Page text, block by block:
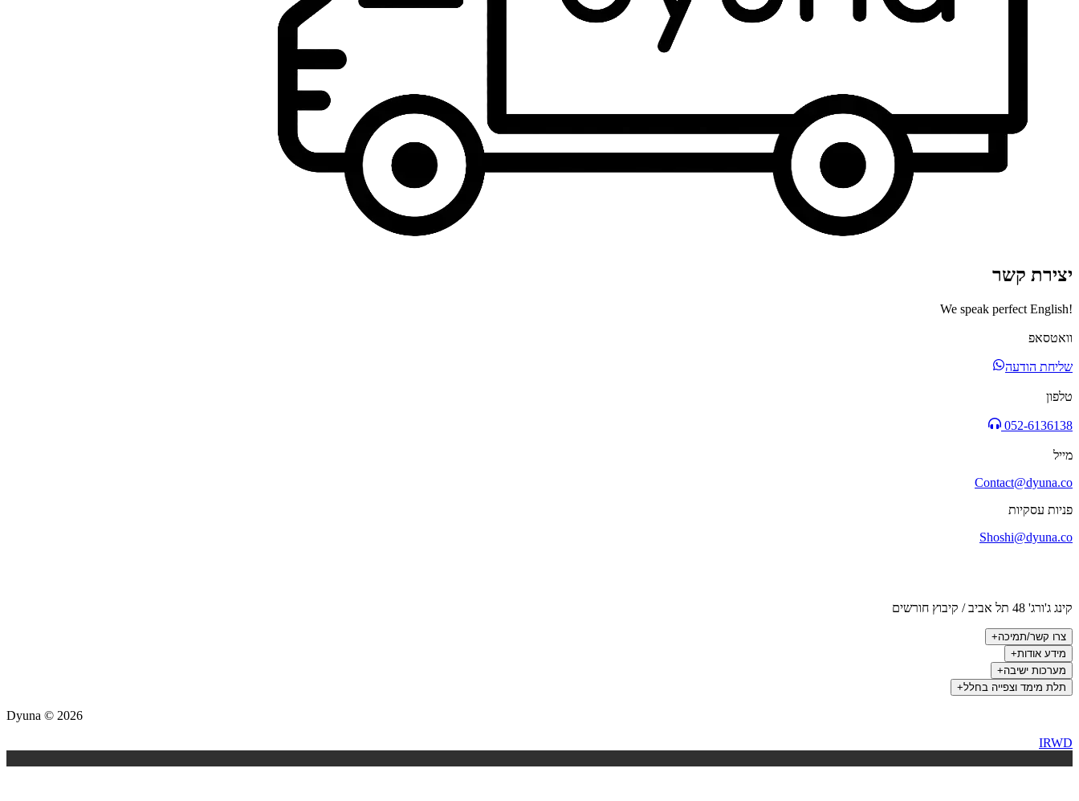
יצירת קשר
We speak perfect English!
וואטסאפ
שליחת הודעה
טלפון
052-6136138
מייל
Contact@dyuna.co
פניות עסקיות
Shoshi@dyuna.co
קינג ג'ורג' 48 תל אביב / קיבוץ חורשים
צרו קשר/תמיכה+
מידע אודות+
מערכות ישיבה+
תלת מימד וצפייה בחלל+
Dyuna © 2026
IRWD